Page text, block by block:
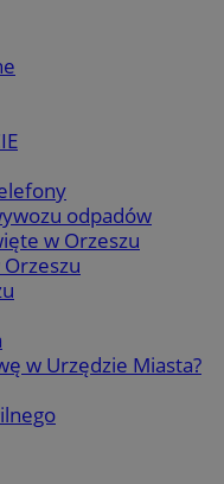
odpadów
w Orzeszu
Orzeszu
w Urzędzie Miasta?